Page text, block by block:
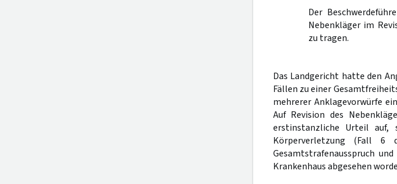
Der
Nebenkläger im
zu tragen.
Das Landgericht hatte den
Fällen zu einer
mehrerer Anklagevorwürfe
Auf Revision des
erstinstanzliche Urteil auf,
Körperverletzung (Fall 6
Gesamtstrafenausspruch
Krankenhaus abgesehen